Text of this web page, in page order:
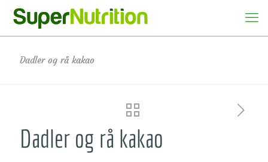
Dadler og rå kakao
Dadler og rå kakao